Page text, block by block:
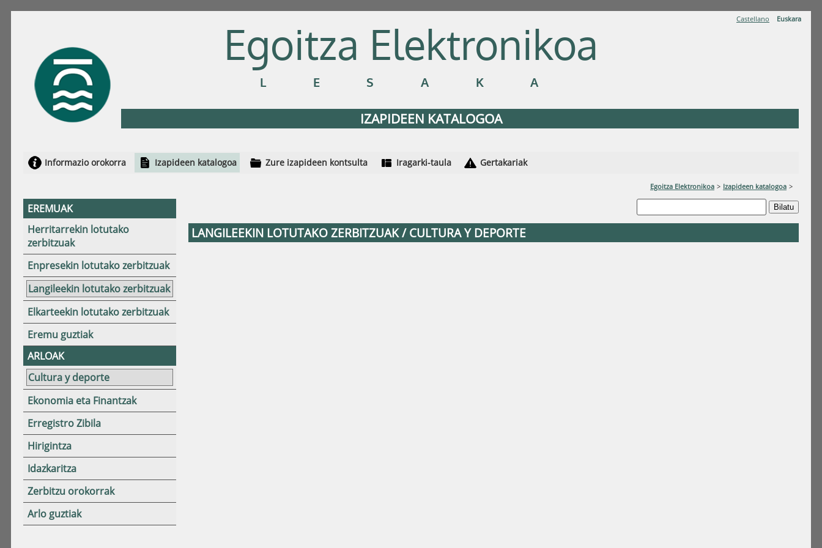
Castellano Euskara
Egoitza Elektronikoa
LESAKA
IZAPIDEEN KATALOGOA
Informazio orokorra Izapideen katalogoa Zure izapideen kontsulta Iragarki-taula Gertakariak
Egoitza Elektronikoa > Izapideen katalogoa >
EREMUAK
Herritarrekin lotutako
zerbitzuak
Enpresekin lotutako zerbitzuak
Langileekin lotutako zerbitzuak
Elkarteekin lotutako zerbitzuak
Eremu guztiak
ARLOAK
Cultura y deporte
Ekonomia eta Finantzak
Erregistro Zibila
Hirigintza
Idazkaritza
Zerbitzu orokorrak
Arlo guztiak
LANGILEEKIN LOTUTAKO ZERBITZUAK / CULTURA Y DEPORTE